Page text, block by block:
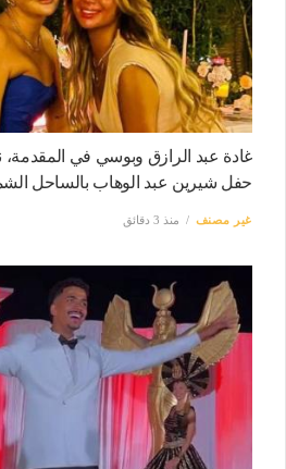
غادة عبد الرازق وبوسي في المقدمة،
حفل شيرين عبد الوهاب بالساحل
غير مصنف منذ 3 دقائق